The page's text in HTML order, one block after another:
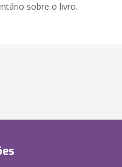
sobre o livro.